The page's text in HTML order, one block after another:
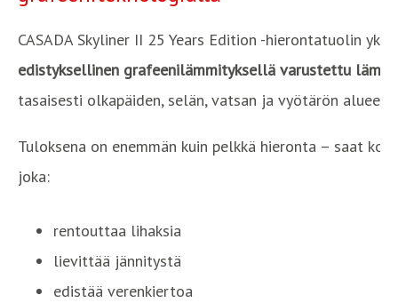
CASADA Skyliner II 25 Years Edition -hierontatuolin
edistyksellinen grafeenilämmityksellä varustettu
tasaisesti olkapäiden, selän, vatsan ja vyötärön
Tuloksena on enemmän kuin pelkkä hieronta – saat
joka:
rentouttaa lihaksia
lievittää jännitystä
edistää verenkiertoa